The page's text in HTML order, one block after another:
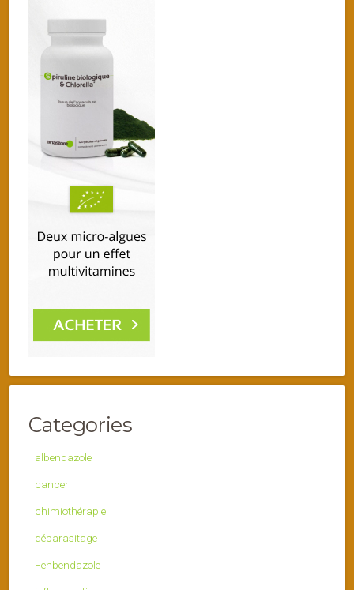
Categories
albendazole
cancer
chimiothérapie
déparasitage
Fenbendazole